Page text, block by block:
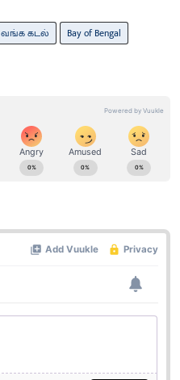
வங்க கடல்
Bay of Bengal